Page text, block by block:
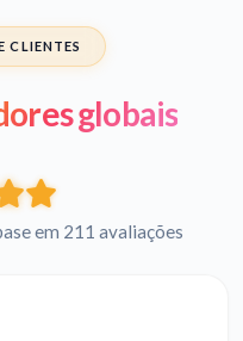
CLIENTES
globais
em 211 avaliações